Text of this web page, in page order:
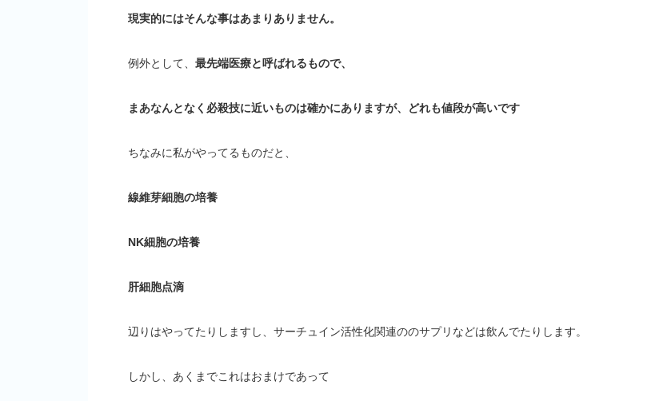
現実的にはそんな事はあまりありません。
例外として、 最先端医療と呼ばれるもので、
まあなんとなく必殺技に近いものは確かにありますが、どれも値段が高いです
ちなみに私がやってるものだと、
線維芽細胞の培養
NK細胞の培養
肝細胞点滴
辺りはやってたりしますし、サーチュイン活性化関連ののサプリなどは飲んでたりします。
しかし、あくまでこれはおまけであって